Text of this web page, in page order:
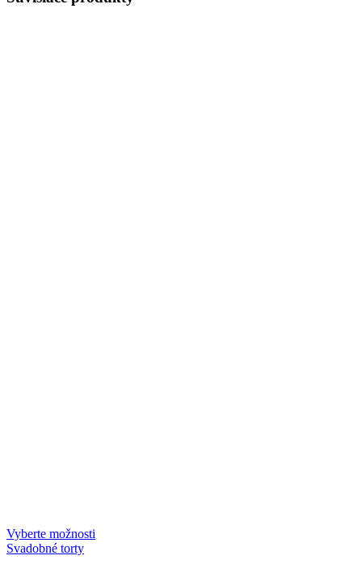
Vyberte možnosti
Svadobné torty